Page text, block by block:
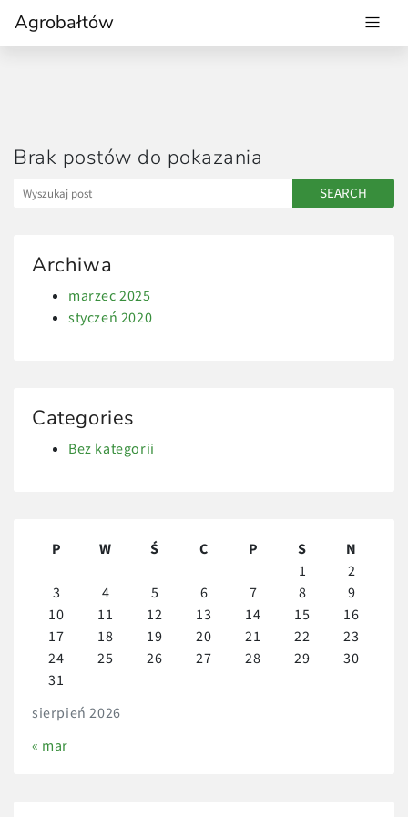
Agrobałtów
Brak postów do pokazania
Archiwa
marzec 2025
styczeń 2020
Categories
Bez kategorii
sierpień 2026
P W Ś C P S
N
1
2
3
4 5 6 7 8
9
10
11 12 13 14 15
16
17
18 19 20 21 22
23
24
25 26 27 28 29
30
31
« mar